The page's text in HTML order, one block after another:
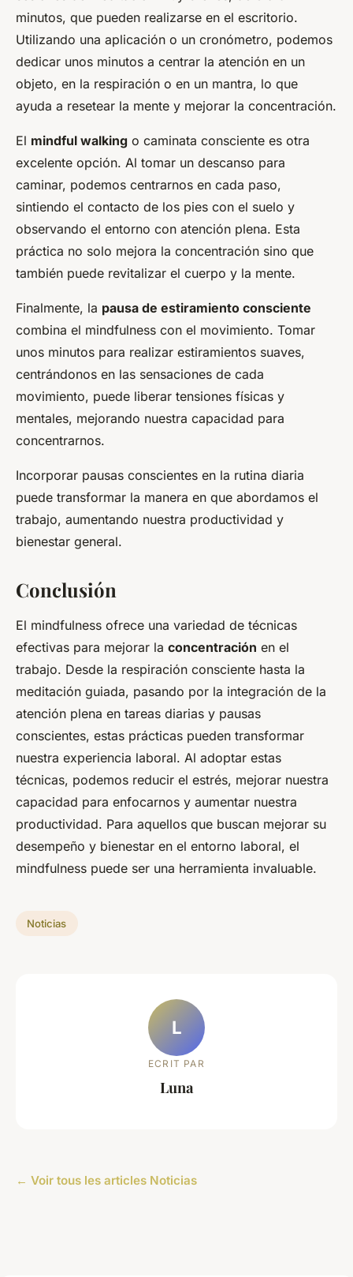
minutos, que pueden realizarse en el escritorio.
Utilizando una aplicación o un cronómetro, podemos
dedicar unos minutos a centrar la atención en un
objeto, en la respiración o en un mantra, lo que
ayuda a resetear la mente y mejorar la concentración.
El mindful walking o caminata consciente es otra
excelente opción. Al tomar un descanso para
caminar, podemos centrarnos en cada paso,
sintiendo el contacto de los pies con el suelo y
observando el entorno con atención plena. Esta
práctica no solo mejora la concentración sino que
también puede revitalizar el cuerpo y la mente.
Finalmente, la pausa de estiramiento consciente
combina el mindfulness con el movimiento. Tomar
unos minutos para realizar estiramientos suaves,
centrándonos en las sensaciones de cada
movimiento, puede liberar tensiones físicas y
mentales, mejorando nuestra capacidad para
concentrarnos.
Incorporar pausas conscientes en la rutina diaria
puede transformar la manera en que abordamos el
trabajo, aumentando nuestra productividad y
bienestar general.
Conclusión
El mindfulness ofrece una variedad de técnicas
efectivas para mejorar la concentración en el
trabajo. Desde la respiración consciente hasta la
meditación guiada, pasando por la integración de la
atención plena en tareas diarias y pausas
conscientes, estas prácticas pueden transformar
nuestra experiencia laboral. Al adoptar estas
técnicas, podemos reducir el estrés, mejorar nuestra
capacidad para enfocarnos y aumentar nuestra
productividad. Para aquellos que buscan mejorar su
desempeño y bienestar en el entorno laboral, el
mindfulness puede ser una herramienta invaluable.
Noticias
L
ECRIT PAR
Luna
← Voir tous les articles Noticias